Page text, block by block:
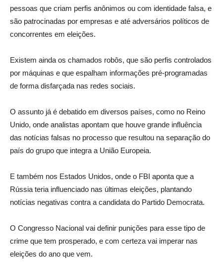
pessoas que criam perfis anônimos ou com identidade falsa, e
são patrocinadas por empresas e até adversários políticos de
concorrentes em eleições.
Existem ainda os chamados robôs, que são perfis controlados
por máquinas e que espalham informações pré-programadas
de forma disfarçada nas redes sociais.
O assunto já é debatido em diversos países, como no Reino
Unido, onde analistas apontam que houve grande influência
das notícias falsas no processo que resultou na separação do
país do grupo que integra a União Europeia.
E também nos Estados Unidos, onde o FBI aponta que a
Rússia teria influenciado nas últimas eleições, plantando
notícias negativas contra a candidata do Partido Democrata.
O Congresso Nacional vai definir punições para esse tipo de
crime que tem prosperado, e com certeza vai imperar nas
eleições do ano que vem.